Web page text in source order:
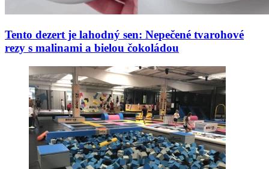
Tento dezert je lahodný sen: Nepečené tvarohové
rezy s malinami a bielou čokoládou